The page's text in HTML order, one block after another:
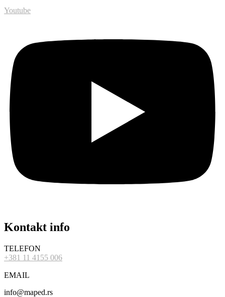
Youtube
Kontakt info
TELEFON
+381 11 4155 006
EMAIL
info@maped.rs